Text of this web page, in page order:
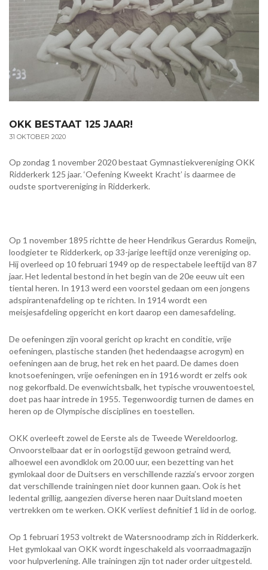
OKK BESTAAT 125 JAAR!
31 OKTOBER 2020
Op zondag 1 november 2020 bestaat Gymnastiekvereniging OKK
Ridderkerk 125 jaar. ‘Oefening Kweekt Kracht’ is daarmee de
oudste sportvereniging in Ridderkerk.
Op 1 november 1895 richtte de heer Hendrikus Gerardus Romeijn,
loodgieter te Ridderkerk, op 33-jarige leeftijd onze vereniging op.
Hij overleed op 10 februari 1949 op de respectabele leeftijd van 87
jaar. Het ledental bestond in het begin van de 20e eeuw uit een
tiental heren. In 1913 werd een voorstel gedaan om een jongens
adspirantenafdeling op te richten. In 1914 wordt een
meisjesafdeling opgericht en kort daarop een damesafdeling.
De oefeningen zijn vooral gericht op kracht en conditie, vrije
oefeningen, plastische standen (het hedendaagse acrogym) en
oefeningen aan de brug, het rek en het paard. De dames doen
knotsoefeningen, vrije oefeningen en in 1916 wordt er zelfs ook
nog gekorfbald. De evenwichtsbalk, het typische vrouwentoestel,
doet pas haar intrede in 1955. Tegenwoordig turnen de dames en
heren op de Olympische disciplines en toestellen.
OKK overleeft zowel de Eerste als de Tweede Wereldoorlog.
Onvoorstelbaar dat er in oorlogstijd gewoon getraind werd,
alhoewel een avondklok om 20.00 uur, een bezetting van het
gymlokaal door de Duitsers en verschillende razzia’s ervoor zorgen
dat verschillende trainingen niet door kunnen gaan. Ook is het
ledental grillig, aangezien diverse heren naar Duitsland moeten
vertrekken om te werken. OKK verliest definitief 1 lid in de oorlog.
Op 1 februari 1953 voltrekt de Watersnoodramp zich in Ridderkerk.
Het gymlokaal van OKK wordt ingeschakeld als voorraadmagazijn
voor hulpverlening. Alle trainingen zijn tot nader order uitgesteld.